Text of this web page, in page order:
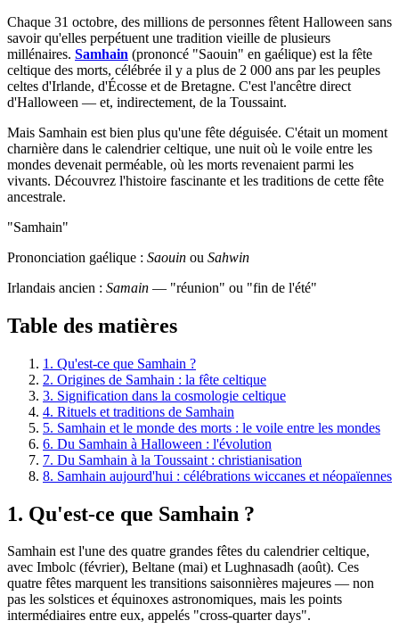
Chaque 31 octobre, des millions de personnes fêtent Halloween sans
savoir qu'elles perpétuent une tradition vieille de plusieurs
millénaires. Samhain (prononcé "Saouin" en gaélique) est la fête
celtique des morts, célébrée il y a plus de 2 000 ans par les peuples
celtes d'Irlande, d'Écosse et de Bretagne. C'est l'ancêtre direct
d'Halloween — et, indirectement, de la Toussaint.
Mais Samhain est bien plus qu'une fête déguisée. C'était un moment
charnière dans le calendrier celtique, une nuit où le voile entre les
mondes devenait perméable, où les morts revenaient parmi les
vivants. Découvrez l'histoire fascinante et les traditions de cette fête
ancestrale.
"Samhain"
Prononciation gaélique : Saouin ou Sahwin
Irlandais ancien : Samain — "réunion" ou "fin de l'été"
Table des matières
1. Qu'est-ce que Samhain ?
2. Origines de Samhain : la fête celtique
3. Signification dans la cosmologie celtique
4. Rituels et traditions de Samhain
5. Samhain et le monde des morts : le voile entre les mondes
6. Du Samhain à Halloween : l'évolution
7. Du Samhain à la Toussaint : christianisation
8. Samhain aujourd'hui : célébrations wiccanes et néopaïennes
1. Qu'est-ce que Samhain ?
Samhain est l'une des quatre grandes fêtes du calendrier celtique,
avec Imbolc (février), Beltane (mai) et Lughnasadh (août). Ces
quatre fêtes marquent les transitions saisonnières majeures — non
pas les solstices et équinoxes astronomiques, mais les points
intermédiaires entre eux, appelés "cross-quarter days".